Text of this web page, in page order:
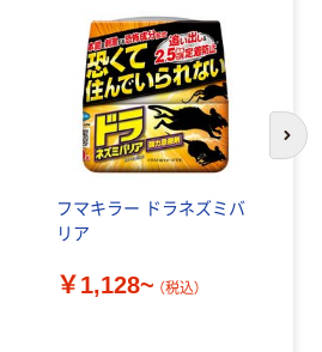
フマキラー ドラネズミバ
リア
￥1,128~ （税込）
次